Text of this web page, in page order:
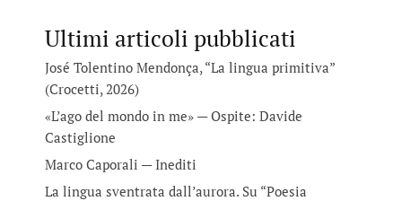
Ultimi articoli pubblicati
José Tolentino Mendonça, “La lingua primitiva”
(Crocetti, 2026)
«L’ago del mondo in me» — Ospite: Davide
Castiglione
Marco Caporali — Inediti
La lingua sventrata dall’aurora. Su “Poesia